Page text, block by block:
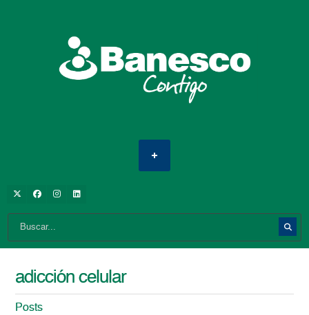
adicción celular
Posts